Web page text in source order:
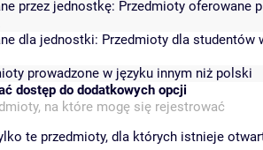
przez jednostkę: Przedmioty oferowane
dla jednostki: Przedmioty dla studentów
prowadzone w języku innym niż polski
dostęp do dodatkowych opcji
na które mogę się rejestrować
te przedmioty, dla których istnieje